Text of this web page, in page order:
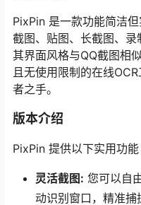
PixPin 是一款功能简洁
截图、贴图、长截图、录
其界面风格与QQ截图相
且无使用限制的在线
者之手。
版本介绍
PixPin 提供以下实用功能
灵活截图: 您可以自
动识别窗口，精准捕